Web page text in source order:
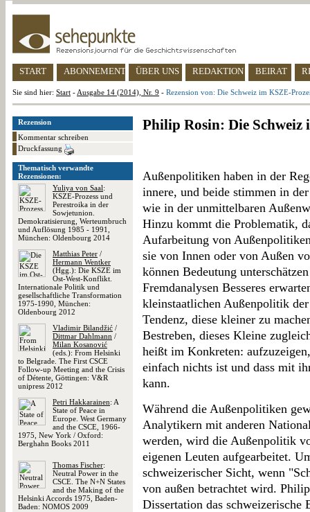
START ABONNEMENT ÜBER UNS REDAKTION BEIRAT
Sie sind hier: Start - Ausgabe 14 (2014), Nr. 9 - Rezension von: Die Schweiz im KSZE-
Rezension
Kommentar schreiben
Druckfassung
Thematisch verwandte
Rezensionen:
Yuliya von Saal:
KSZE-Prozess und
Perestroika in der
Sowjetunion.
Demokratisierung, Werteumbruch
und Auflösung 1985 - 1991,
München: Oldenbourg 2014
Matthias Peter /
Hermann Wentker
(Hgg.): Die KSZE im
Ost-West-Konflikt.
Internationale Politik und
gesellschaftliche Transformation
1975-1990, München:
Oldenbourg 2012
Vladimir Bilandžić /
Dittmar Dahlmann /
Milan Kosanović
(eds.): From Helsinki
to Belgrade. The First CSCE
Follow-up Meeting and the Crisis
of Détente, Göttingen: V&R
unipress 2012
Petri Hakkarainen: A
State of Peace in
Europe. West Germany
and the CSCE, 1966-
1975, New York / Oxford:
Berghahn Books 2011
Thomas Fischer:
Neutral Power in the
CSCE. The N+N States
and the Making of the
Helsinki Accords 1975, Baden-
Baden: NOMOS 2009
Philip Rosin: Die Schweiz
Außenpolitiken haben in der
innere, und beide stimmen in
wie in der unmittelbaren
Hinzu kommt die Problematik,
Aufarbeitung von
sie von Innen oder von Außen
können Bedeutung
Fremdanalysen Besseres
kleinstaatlichen Außenpolitik
Tendenz, diese kleiner zu
Bestreben, dieses Kleine
heißt im Konkreten:
einfach nichts ist und dass mit
kann.
Während die Außenpolitiken
Analytikern mit anderen
werden, wird die Außenpolitik
eigenen Leuten aufgearbeitet.
schweizerischer Sicht, wenn
von außen betrachtet wird.
Dissertation das